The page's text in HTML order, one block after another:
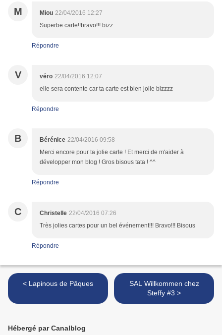
M Miou 22/04/2016 12:27
Superbe carte!!bravo!!! bizz
Répondre
V véro 22/04/2016 12:07
elle sera contente car ta carte est bien jolie bizzzz
Répondre
B Bérénice 22/04/2016 09:58
Merci encore pour ta jolie carte ! Et merci de m'aider à
développer mon blog ! Gros bisous tata ! ^^
Répondre
C Christelle 22/04/2016 07:26
Très jolies cartes pour un bel événement!!! Bravo!!! Bisous
Répondre
< Lapinous de Pâques
SAL Willkommen chez
Steffy #3 >
Hébergé par Canalblog